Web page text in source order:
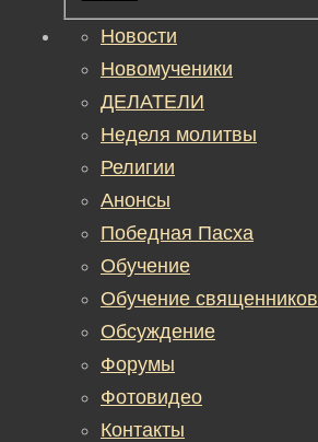
Новости
Новомученики
ДЕЛАТЕЛИ
Неделя молитвы
Религии
Анонсы
Победная Пасха
Обучение
Обучение священников
Обсуждение
Форумы
Фотовидео
Контакты